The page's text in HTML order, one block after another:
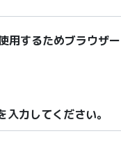
用するためブラウザ
力してください。